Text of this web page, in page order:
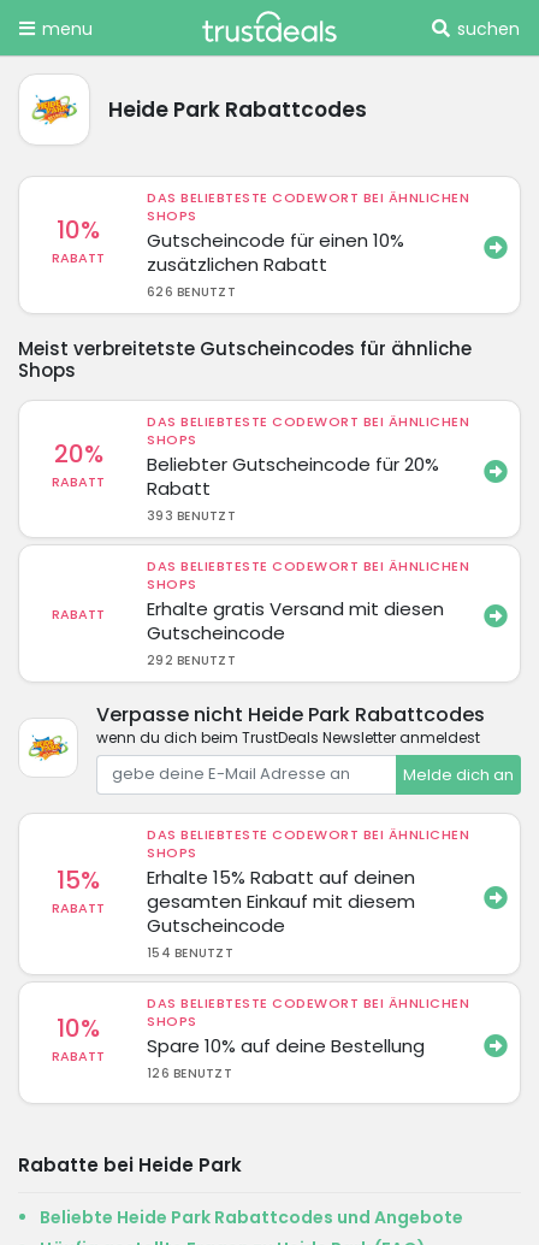
menu suchen
Heide Park Rabattcodes
10%
RABATT
DAS BELIEBTESTE CODEWORT BEI ÄHNLICHEN
SHOPS
Gutscheincode für einen 10%
zusätzlichen Rabatt
626 BENUTZT
Meist verbreitetste Gutscheincodes für ähnliche
Shops
20%
RABATT
DAS BELIEBTESTE CODEWORT BEI ÄHNLICHEN
SHOPS
Beliebter Gutscheincode für 20%
Rabatt
393 BENUTZT
RABATT
DAS BELIEBTESTE CODEWORT BEI ÄHNLICHEN
SHOPS
Erhalte gratis Versand mit diesen
Gutscheincode
292 BENUTZT
Verpasse nicht Heide Park Rabattcodes
wenn du dich beim TrustDeals Newsletter anmeldest
Melde dich an
15%
RABATT
DAS BELIEBTESTE CODEWORT BEI ÄHNLICHEN
SHOPS
Erhalte 15% Rabatt auf deinen
gesamten Einkauf mit diesem
Gutscheincode
154 BENUTZT
10%
RABATT
DAS BELIEBTESTE CODEWORT BEI ÄHNLICHEN
SHOPS
Spare 10% auf deine Bestellung
126 BENUTZT
Rabatte bei Heide Park
Beliebte Heide Park Rabattcodes und Angebote